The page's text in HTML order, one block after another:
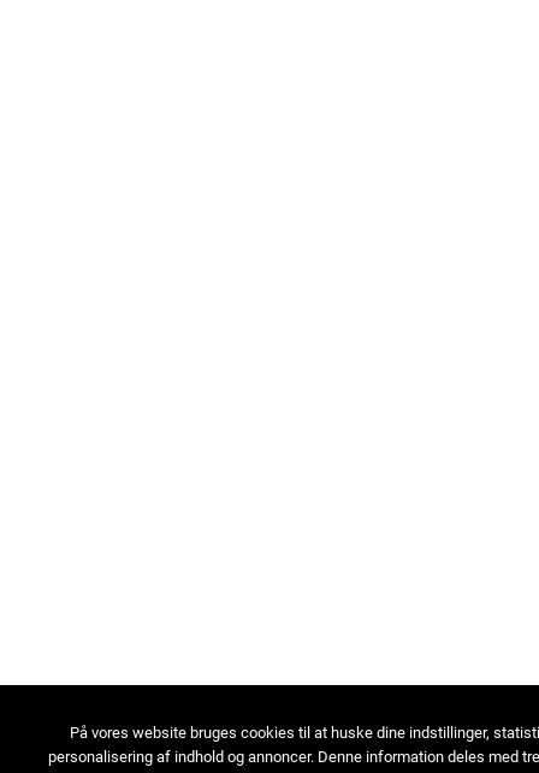
På vores website bruges cookies til at huske dine indstillinger,
personalisering af indhold og annoncer. Denne information deles med